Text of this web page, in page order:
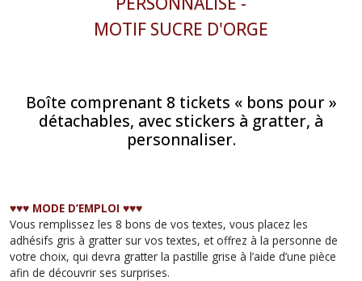
MOTIF SUCRE D'ORGE
Boîte comprenant 8 tickets « bons pour »
détachables, avec stickers à gratter, à
personnaliser.
♥︎♥︎♥︎ MODE D’EMPLOI ♥︎♥︎♥︎
Vous remplissez les 8 bons de vos textes, vous placez les
adhésifs gris à gratter sur vos textes, et offrez à la personne de
votre choix, qui devra gratter la pastille grise à l’aide d’une pièce
afin de découvrir ses surprises.